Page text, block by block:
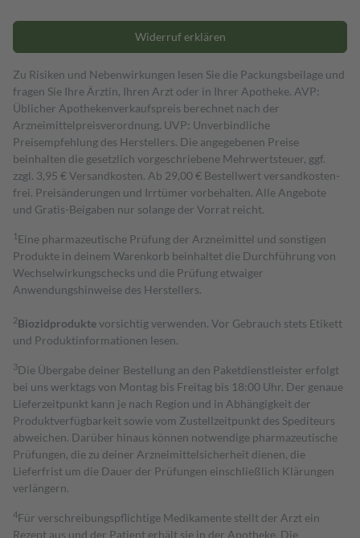
Widerruf erklären
Zu Risiken und Nebenwirkungen lesen Sie die Packungsbeilage und
fragen Sie Ihre Ärztin, Ihren Arzt oder in Ihrer Apotheke. AVP:
Üblicher Apothekenverkaufspreis berechnet nach der
Arzneimittelpreisverordnung. UVP: Unverbindliche
Preisempfehlung des Herstellers. Die angegebenen Preise
beinhalten die gesetzlich vorgeschriebene Mehrwertsteuer, ggf.
zzgl. 3,95 € Versandkosten. Ab 29,00 € Bestell­wert versand­kosten­
frei. Preisänderungen und Irrtümer vorbehalten. Alle Angebote
und Gratis-Beigaben nur solange der Vorrat reicht.
1 Eine pharmazeutische Prüfung der Arzneimittel und sonstigen
Produkte in deinem Warenkorb beinhaltet die Durchführung von
Wechselwirkungschecks und die Prüfung etwaiger
Anwendungshinweise des Herstellers.
2Biozidproduktevorsichtig verwenden. Vor Gebrauch stets Etikett
und Produktinformationen lesen.
3Die Übergabe deiner Bestellung an den Paketdienstleister erfolgt
bei uns werktags von Montag bis Freitag bis 18:00 Uhr. Der genaue
Lieferzeitpunkt kann je nach Region und in Abhängigkeit der
Produktverfügbarkeit sowie vom Zustellzeitpunkt des Spediteurs
abweichen. Darüber hinaus können notwendige pharmazeutische
Prüfungen, die zu deiner Arzneimittelsicherheit dienen, die
Lieferfrist um die Dauer der Prüfungen einschließlich Klärungen
verlängern.
4Für verschreibungspflichtige Medikamente stellt der Arzt ein
Rezept aus und der Patient erhält sie in der Apotheke. Die